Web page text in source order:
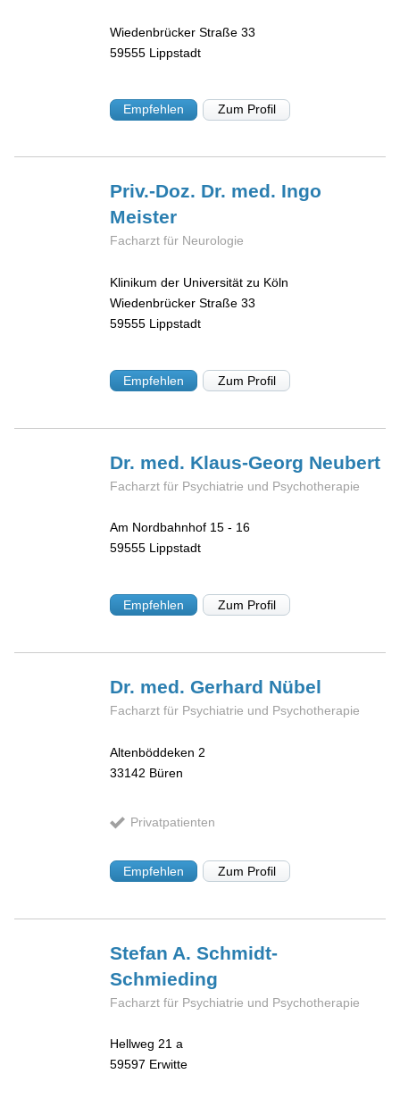
Wiedenbrücker Straße 33
59555 Lippstadt
Empfehlen Zum Profil
Priv.-Doz. Dr. med. Ingo
Meister
Facharzt für Neurologie
Klinikum der Universität zu Köln
Wiedenbrücker Straße 33
59555 Lippstadt
Empfehlen Zum Profil
Dr. med. Klaus-Georg Neubert
Facharzt für Psychiatrie und Psychotherapie
Am Nordbahnhof 15 - 16
59555 Lippstadt
Empfehlen Zum Profil
Dr. med. Gerhard Nübel
Facharzt für Psychiatrie und Psychotherapie
Altenböddeken 2
33142 Büren
Privatpatienten
Empfehlen Zum Profil
Stefan A.Schmidt-
Schmieding
Facharzt für Psychiatrie und Psychotherapie
Hellweg 21 a
59597 Erwitte